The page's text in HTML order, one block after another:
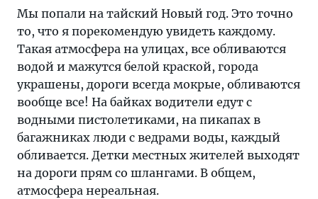
Мы попали на тайский Новый год. Это точно
то, что я порекомендую увидеть каждому.
Такая атмосфера на улицах, все обливаются
водой и мажутся белой краской, города
украшены, дороги всегда мокрые, обливаются
вообще все! На байках водители едут с
водными пистолетиками, на пикапах в
багажниках люди с ведрами воды, каждый
обливается. Детки местных жителей выходят
на дороги прям со шлангами. В общем,
атмосфера нереальная.